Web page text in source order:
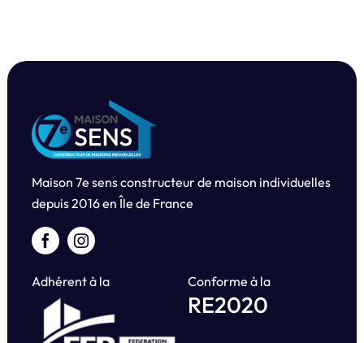
Maison 7e sens constructeur de maison individuelles
depuis2016 en Île de France
Adhérent à la Conforme à la
RE2020